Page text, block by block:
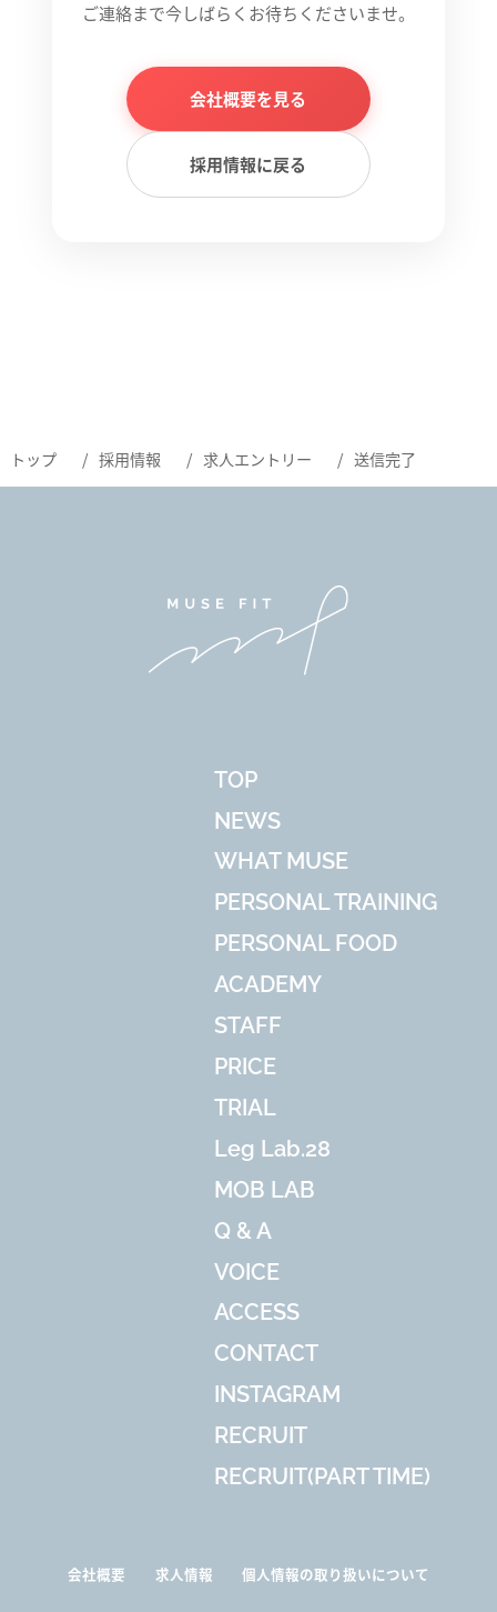
ご連絡まで今しばらくお待ちくださいませ。
会社概要を見る
採用情報に戻る
トップ 採用情報 求人エントリー 送信完了
TOP
NEWS
WHAT MUSE
PERSONAL TRAINING
PERSONAL FOOD
ACADEMY
STAFF
PRICE
TRIAL
Leg Lab.28
MOB LAB
Q & A
VOICE
ACCESS
CONTACT
INSTAGRAM
RECRUIT
RECRUIT(PART TIME)
会社概要 求人情報 個人情報の取り扱いについて